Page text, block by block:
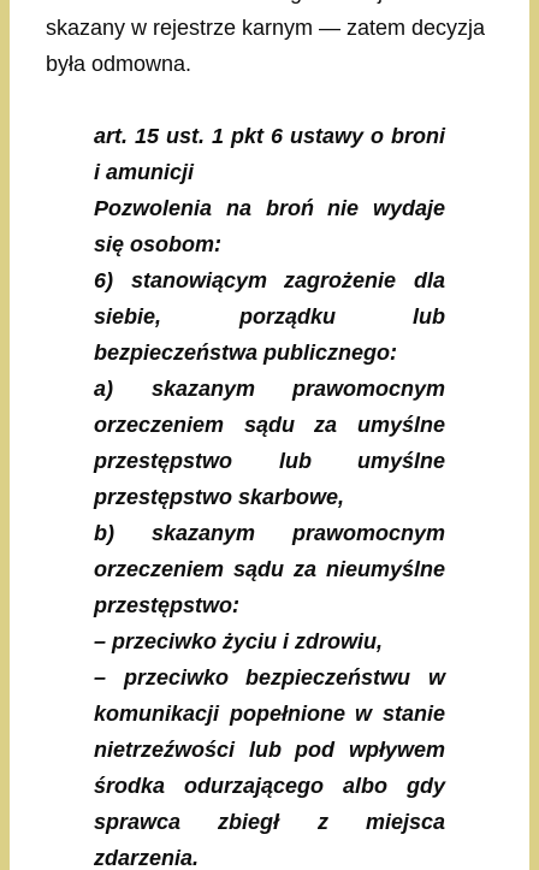
skazany w rejestrze karnym — zatem decyzja
była odmowna.
art. 15 ust. 1 pkt 6 ustawy o broni
i amunicji
Pozwolenia na broń nie wydaje
się osobom:
6) stanowiącym zagrożenie dla
siebie, porządku lub
bezpieczeństwa publicznego:
a) skazanym prawomocnym
orzeczeniem sądu za umyślne
przestępstwo lub umyślne
przestępstwo skarbowe,
b) skazanym prawomocnym
orzeczeniem sądu za nieumyślne
przestępstwo:
– przeciwko życiu i zdrowiu,
– przeciwko bezpieczeństwu w
komunikacji popełnione w stanie
nietrzeźwości lub pod wpływem
środka odurzającego albo gdy
sprawca zbiegł z miejsca
zdarzenia.